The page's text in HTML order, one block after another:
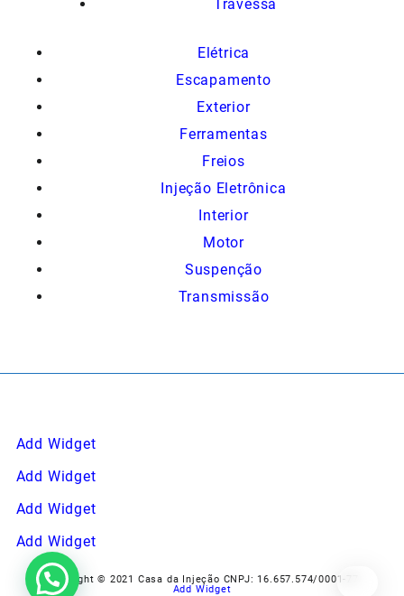
Travessa
Elétrica
Escapamento
Exterior
Ferramentas
Freios
Injeção Eletrônica
Interior
Motor
Suspenção
Transmissão
Add Widget
Add Widget
Add Widget
Add Widget
Copyright © 2021 Casa da Injeção CNPJ: 16.657.574/0001-77
Add Widget